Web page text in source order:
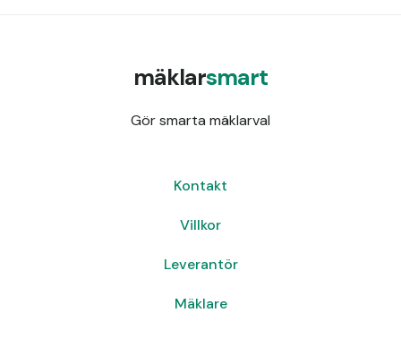
mäklarsmart
Gör smarta mäklarval
Kontakt
Villkor
Leverantör
Mäklare